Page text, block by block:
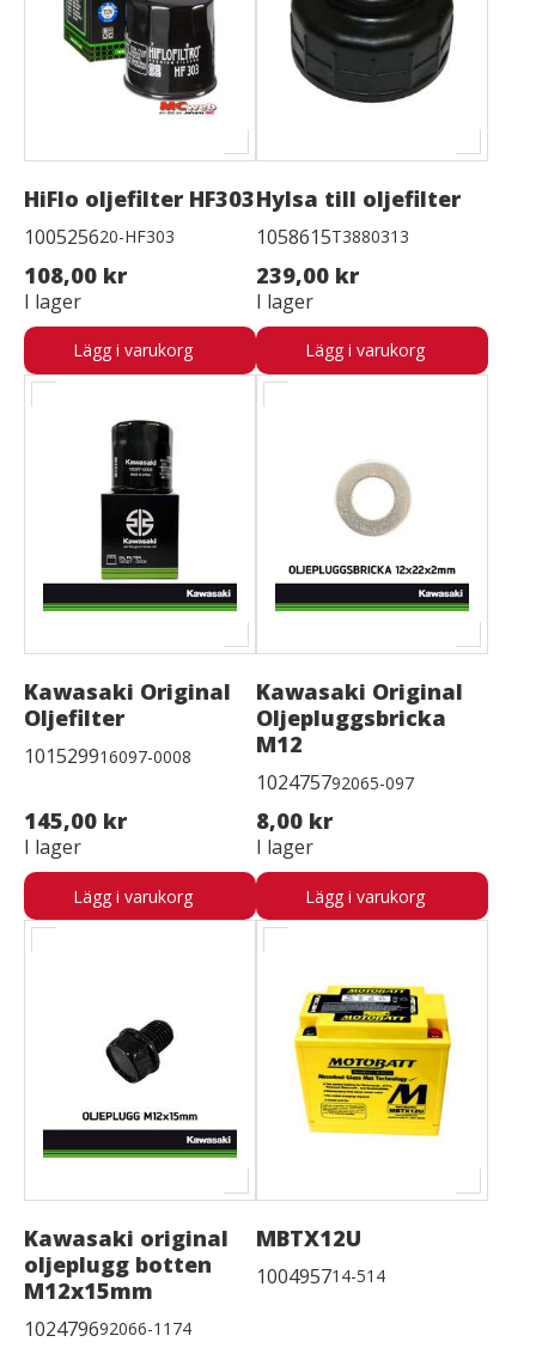
HiFlo oljefilter HF303
100525620-HF303
108,00 kr
I lager
Lägg i varukorg
Hylsa till oljefilter
1058615T3880313
239,00 kr
I lager
Lägg i varukorg
Kawasaki Original
Oljefilter
101529916097-0008
145,00 kr
I lager
Lägg i varukorg
Kawasaki Original
Oljepluggsbricka
M12
102475792065-097
8,00 kr
I lager
Lägg i varukorg
Kawasaki original
oljeplugg botten
M12x15mm
102479692066-1174
MBTX12U
100495714-514